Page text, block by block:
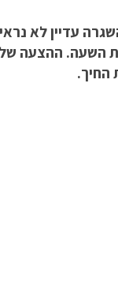
עדיין לא
השעה. ההצעה
החיך.